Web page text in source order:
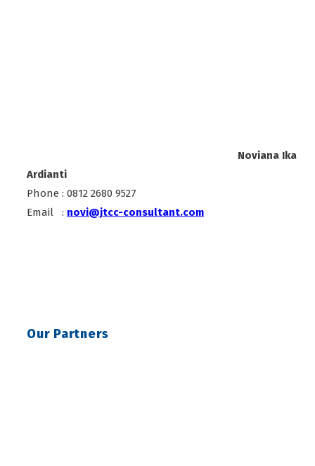
Noviana Ika
Ardianti
Phone : 0812 2680 9527
Email : novi@jtcc-consultant.com
Our Partners